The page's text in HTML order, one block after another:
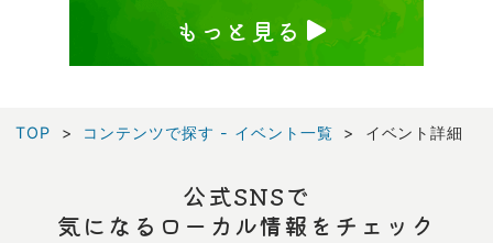
もっと見る
TOP コンテンツで探す - イベント一覧 イベント詳細
公式SNSで
気になるローカル情報をチェック